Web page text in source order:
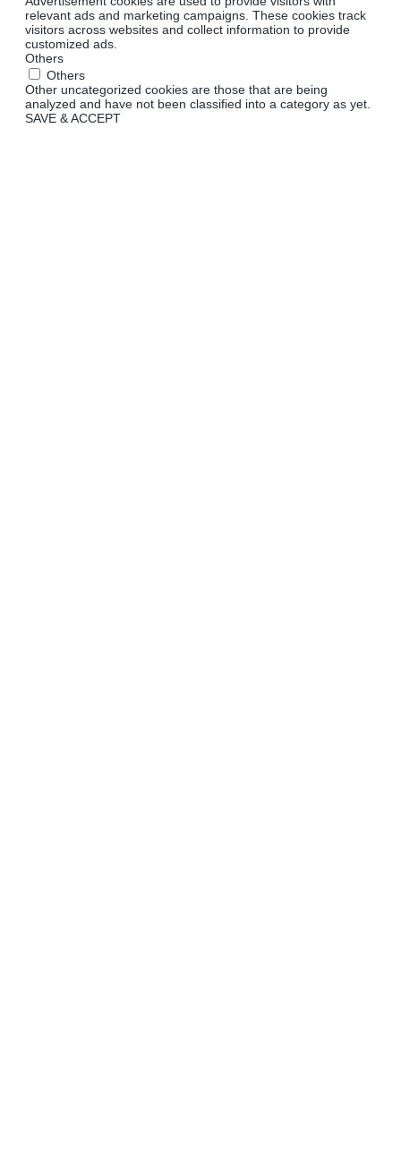
relevant ads and marketing campaigns. These cookies track
visitors across websites and collect information to provide
customized ads.
Others
Others
Other uncategorized cookies are those that are being
analyzed and have not been classified into a category as yet.
SAVE & ACCEPT